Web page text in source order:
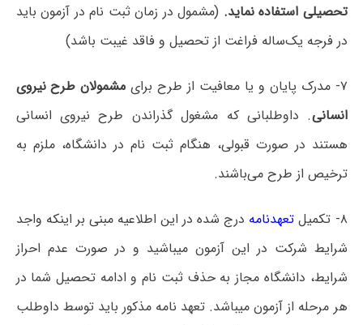
تحصیلی استفاده نماید. (مشمول در زمان ثبت نام در آزمون باید
در فرجه یک‌ساله فراغت از تحصیل و فاقد غیبت باشد)
۷- مدرک پایان و یا معافیت از طرح برای
مشمولان طرح نیروی
انسانی. داوطلبانی که مشغول گذراندن طرح نیروی انسانی
هستند در صورت قبولی، هنگام ثبت نام در دانشگاه، ملزم به
ترخیص از طرح می‌باشند.
۸- تکمیل تعهدنامه درج شده در این اطلاعیه مبنی بر اینکه واجد
شرایط شرکت در این آزمون می­باشید و در صورت عدم احراز
شرایط، دانشگاه مجاز به حذف ثبت نام و ادامه تحصیل شما در
هر مرحله از آزمون می­باشد. تعهد نامه مذکور باید توسط داوطلب